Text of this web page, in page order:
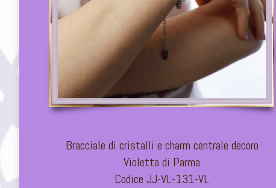
Bracciale di cristalli e charm centrale decoro
Violetta di Parma
Codice JJ-VL-131-VL